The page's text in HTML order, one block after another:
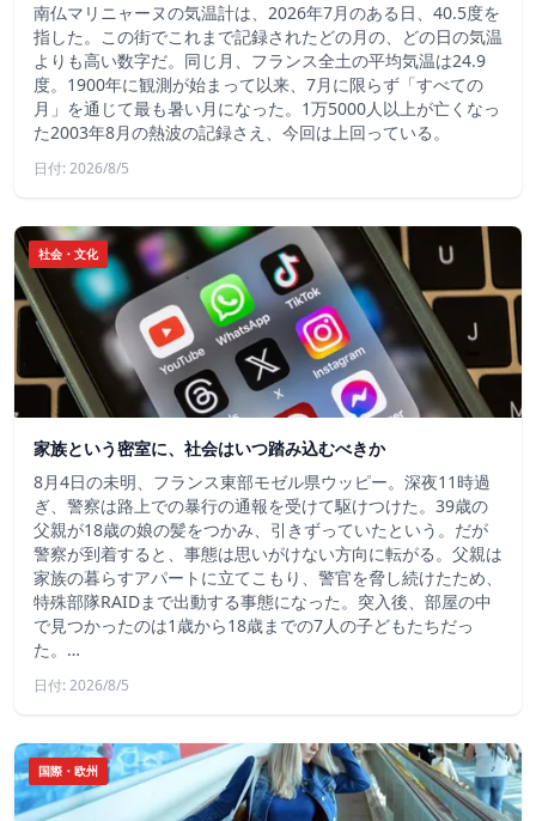
南仏マリニャーヌの気温計は、2026年7月のある日、40.5度を
指した。この街でこれまで記録されたどの月の、どの日の気温
よりも高い数字だ。同じ月、フランス全土の平均気温は24.9
度。1900年に観測が始まって以来、7月に限らず「すべての
月」を通じて最も暑い月になった。1万5000人以上が亡くなっ
た2003年8月の熱波の記録さえ、今回は上回っている。
日付: 2026/8/5
社会・文化
家族という密室に、社会はいつ踏み込むべきか
8月4日の未明、フランス東部モゼル県ウッピー。深夜11時過
ぎ、警察は路上での暴行の通報を受けて駆けつけた。39歳の
父親が18歳の娘の髪をつかみ、引きずっていたという。だが
警察が到着すると、事態は思いがけない方向に転がる。父親は
家族の暮らすアパートに立てこもり、警官を脅し続けたため、
特殊部隊RAIDまで出動する事態になった。突入後、部屋の中
で見つかったのは1歳から18歳までの7人の子どもたちだっ
た。…
日付: 2026/8/5
国際・欧州